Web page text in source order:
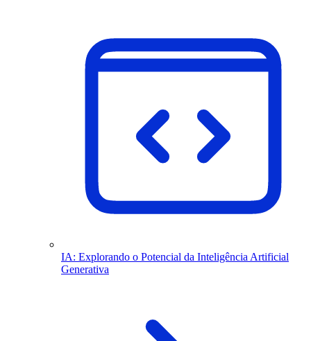
IA: Explorando o Potencial da Inteligência Artificial
Generativa